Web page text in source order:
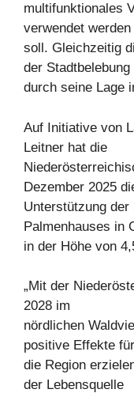
multifunktionales
verwendet werden
soll. Gleichzeitig
der Stadtbelebung
durch seine Lage
Auf Initiative von
Leitner hat die
Dezember 2025
Unterstützung der
Palmenhauses in
in der Höhe von
„Mit der
2028 im
nördlichen
positive Effekte für
die Region
der Lebensquelle